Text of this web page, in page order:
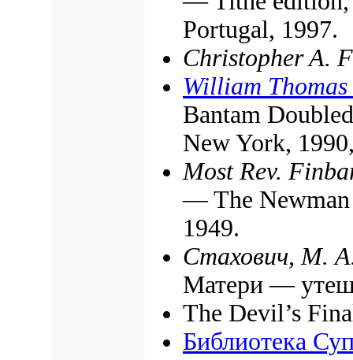
Portugal, 1997.
Christopher A.
William Thomas
Bantam
New York,
Most Rev.
— The
1949.
Стахович, М.
Матери —
The Devil’s
Библиотека